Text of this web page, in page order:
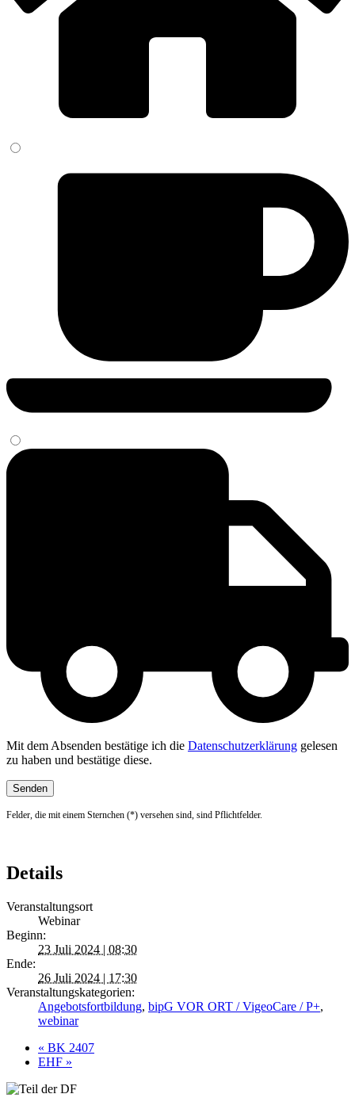
Mit dem Absenden bestätige ich die Datenschutzerklärung gelesen
zu haben und bestätige diese.
Felder, die mit einem Sternchen (*) versehen sind, sind Pflichtfelder.
Details
Veranstaltungsort
Webinar
Beginn:
23 Juli 2024 | 08:30
Ende:
26 Juli 2024 | 17:30
Veranstaltungskategorien:
Angebotsfortbildung, bipG VOR ORT / VigeoCare / P+,
webinar
« BK 2407
EHF »